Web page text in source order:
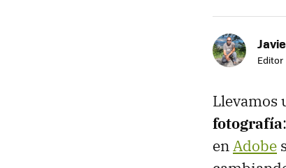
Editor
Llevamos
fotografía
enAdobe